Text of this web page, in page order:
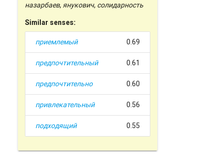
назарбаев,янукович, солидарность
Similar senses:
приемлемый 0.69
предпочтительный 0.61
предпочтительно 0.60
привлекательный 0.56
подходящий 0.55